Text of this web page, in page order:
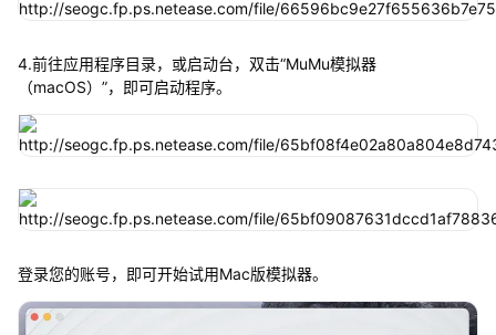
4.前往应用程序目录，或启动台，双击“MuMu模拟器
（macOS）”，即可启动程序。
登录您的账号，即可开始试用Mac版模拟器。